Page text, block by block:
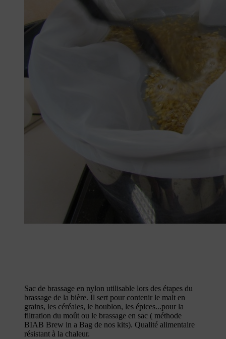
Sac de brassage en nylon utilisable lors des étapes du
brassage de la bière. Il sert pour contenir le malt en
grains, les céréales, le houblon, les épices...pour la
filtration du moût ou le brassage en sac ( méthode
BIAB Brew in a Bag de nos kits). Qualité alimentaire
résistant à la chaleur.